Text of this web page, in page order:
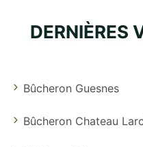
DERNIÈRES
Bûcheron Guesnes
Bûcheron Chateau